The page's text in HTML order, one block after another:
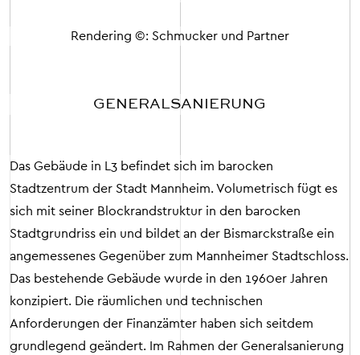
Rendering ©: Schmucker und Partner
GENERALSANIERUNG
Das Gebäude in L3 befindet sich im barocken
Stadtzentrum der Stadt Mannheim. Volumetrisch fügt es
sich mit seiner Blockrandstruktur in den barocken
Stadtgrundriss ein und bildet an der Bismarckstraße ein
angemessenes Gegenüber zum Mannheimer Stadtschloss.
Das bestehende Gebäude wurde in den 1960er Jahren
konzipiert. Die räumlichen und technischen
Anforderungen der Finanzämter haben sich seitdem
grundlegend geändert. Im Rahmen der Generalsanierung